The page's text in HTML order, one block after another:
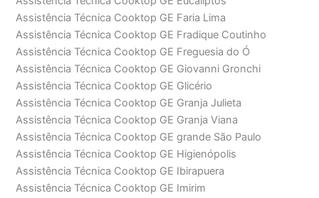
Assistência Técnica Cooktop GE Faria Lima
Assistência Técnica Cooktop GE Fradique Coutinho
Assistência Técnica Cooktop GE Freguesia do Ó
Assistência Técnica Cooktop GE Giovanni Gronchi
Assistência Técnica Cooktop GE Glicério
Assistência Técnica Cooktop GE Granja Julieta
Assistência Técnica Cooktop GE Granja Viana
Assistência Técnica Cooktop GE grande São Paulo
Assistência Técnica Cooktop GE Higienópolis
Assistência Técnica Cooktop GE Ibirapuera
Assistência Técnica Cooktop GE Imirim